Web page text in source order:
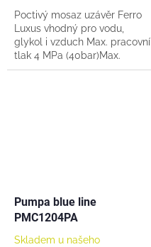
Poctivý mosaz uzávěr Ferro
Luxus vhodný pro vodu,
glykol i vzduch Max. pracovní
tlak 4 MPa (40bar)Max.
pracovní teplota 140 °C
Pumpa blue line
PMC1204PA
Skladem u našeho